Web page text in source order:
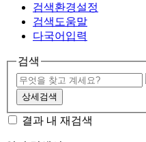
검색환경설정
검색도움말
다국어입력
검색
상세검색
결과 내 재검색